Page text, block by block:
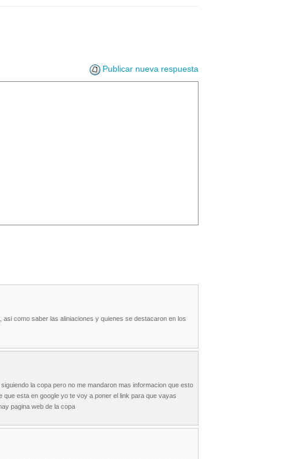
Publicar nueva respuesta
como saber las aliniaciones y quienes se destacaron en los
la copa pero no me mandaron mas informacion que esto
esta en google yo te voy a poner el link para que vayas
pagina web de la copa